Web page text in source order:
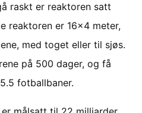
raskt er reaktoren satt
reaktoren er 16x4 meter,
med toget eller til sjøs.
på 500 dager, og få
fotballbaner.